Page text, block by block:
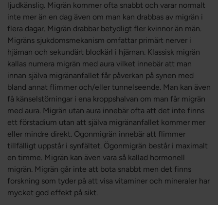
ljudkänslig. Migrän kommer ofta snabbt och varar normalt
inte mer än en dag även om man kan drabbas av migrän i
flera dagar. Migrän drabbar betydligt fler kvinnor än män.
Migräns sjukdomsmekanism omfattar primärt nerver i
hjärnan och sekundärt blodkärl i hjärnan. Klassisk migrän
kallas numera migrän med aura vilket innebär att man
innan själva migränanfallet får påverkan på synen med
bland annat flimmer och/eller tunnelseende. Man kan även
få känselstörningar i ena kroppshalvan om man får migrän
med aura. Migrän utan aura innebär ofta att det inte finns
ett förstadium utan att själva migränanfallet kommer mer
eller mindre direkt. Ögonmigrän innebär att flimmer
tillfälligt uppstår i synfältet. Ögonmigrän består i maximalt
en timme. Migrän kan även vara så kallad hormonell
migrän. Migrän går inte att bota snabbt men det finns
forskning som tyder på att visa vitaminer och mineraler har
mycket god effekt på sikt.